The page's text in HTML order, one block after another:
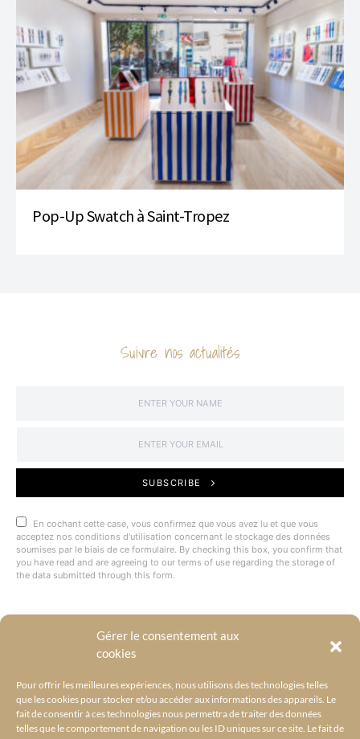
Gérer le consentement aux
cookies
Pour offrir les meilleures expériences, nous utilisons des technologies telles
que les cookies pour stocker et/ou accéder aux informations des appareils. Le
fait de consentir à ces technologies nous permettra de traiter des données
telles que le comportement de navigation ou les ID uniques sur ce site. Le fait de
Pop-Up Swatch à Saint-Tropez
Suivre nos actualités
SUBSCRIBE
En cochant cette case, vous confirmez que vous avez lu et que vous
acceptez nos conditions d'utilisation concernant le stockage des données
soumises par le biais de ce formulaire. By checking this box, you confirm that
you have read and are agreeing to our terms of use regarding the storage of
the data submitted through this form.
@BYRACKEL